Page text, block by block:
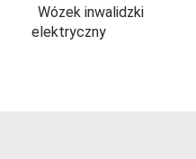
Wózek inwalidzki
elektryczny